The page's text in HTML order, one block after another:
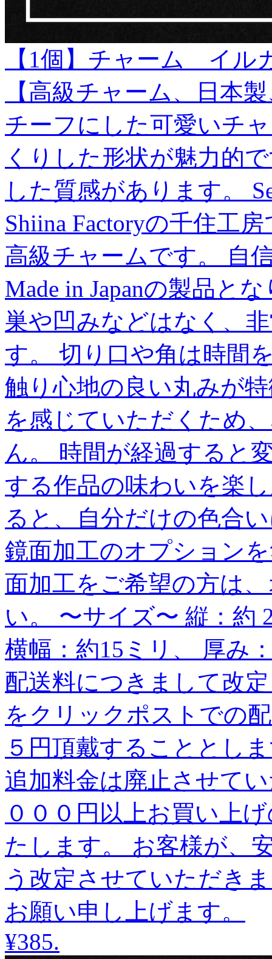
【1個】チャーム イル
【高級チャーム、日本
チーフにした可愛いチ
くりした形状が魅力的
した質感があります。
Shiina Factoryの千住工
高級チャームです。 自
Made in Japanの製品と
巣や凹みなどはなく、
す。 切り口や角は時間
触り心地の良い丸みが
を感じていただくため
ん。 時間が経過すると
する作品の味わいを楽
ると、自分だけの色合
鏡面加工のオプション
面加工をご希望の方は
い。 〜サイズ〜 縦：約
横幅：約15ミリ、 厚み
配送料につきまして改
をクリックポストでの
５円頂戴することとし
追加料金は廃止させて
０００円以上お買い上
たします。 お客様が、
う改定させていただき
お願い申し上げます。
¥385.